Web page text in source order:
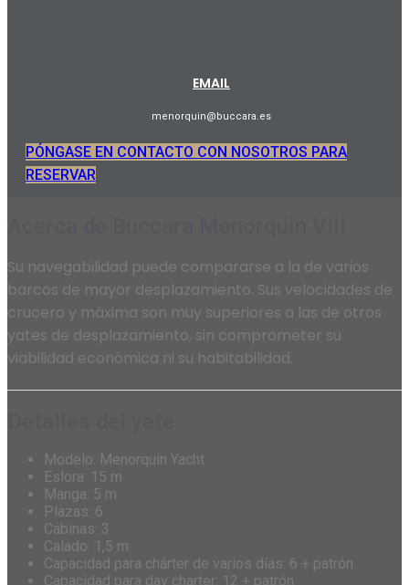
EMAIL
menorquin@buccara.es
PÓNGASE EN CONTACTO CON NOSOTROS PARA
RESERVAR
Su navegabilidad puede compararse a la de varios
barcos de mayor desplazamiento. Sus velocidades de
crucero y máxima son muy superiores a las de otros
yates de desplazamiento, sin comprometer su
viabilidad económica ni su habitabilidad.
Modelo: Menorquin Yacht
Eslora: 15 m
Manga: 5 m
Plazas: 6
Cabinas: 3
Calado: 1,5 m
Capacidad para chárter de varios días: 6 + patrón
Capacidad para day charter: 12 + patrón